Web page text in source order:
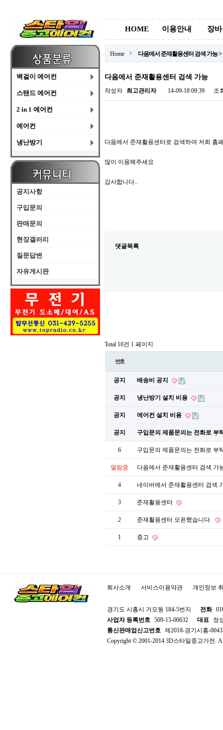
HOME 이용안내 장
벽걸이 에어컨
스탠드 에어컨
2 in 1 에어컨
에어컨
냉난방기
공지사항
구입문의
판매문의
현장갤러리
질문답변
자유게시판
Home 다음에서 준재활용센터 검색 가능
다음에서 준재활용센터 검색 가능
작성자 최고관리자 14-09-18 09:39 조
다음에서 준재활용센터로 검색하여 저희 홈
많이 이용해주세요
감사합니다..
댓글목록
Total 10건 1 페이지
번호
공지 배송비 공지
공지 냉난방기 설치 비용
공지 에어컨 설치 비용
공지 구입문의 제품문의는 전화로 부
6 구입문의 제품문의는 전화로 부
열람중 다음에서 준재활용센터 검색 가
4 네이버에서 준재활용센터 검색
3 준재활용센터
2 준재활용센터 오픈했습니다.
1 중고
회사소개 서비스이용약관 개인정보
경기도 시흥시 거모동 184-5번지 전화
사업자 등록번호 509-15-00632 대표
정
통신판매업신고번호 제2018-경기시흥-
Copyright © 2001-2014 3D스타일중고가전.